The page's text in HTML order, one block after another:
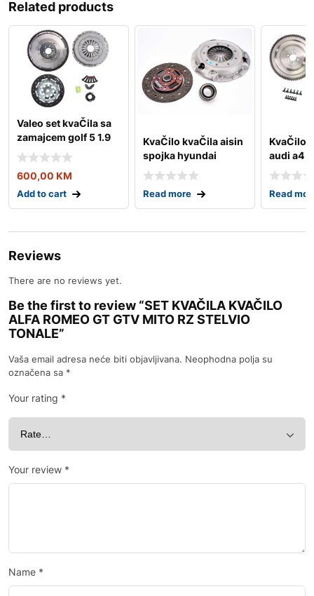
Related products
Valeo set kvaČila sa
zamajcem golf 5 1.9
tdi valeo
600,00 KM
Add to cart
KvaČilo kvaČila aisin
spojka hyundai
accent 1,5
Read more
KvaČilo
audi a4
b5 1.9d
Read
Reviews
There are no reviews yet.
Be the first to review “SET KVAČILA KVAČILO
ALFA ROMEO GT GTV MITO RZ STELVIO
TONALE”
Vaša email adresa neće biti objavljivana. Neophodna polja su
označena sa *
Your rating *
Your review *
Name *